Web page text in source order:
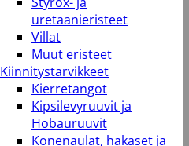
uretaanieristeet
Villat
Muut eristeet
Kiinnitystarvikkeet
Kierretangot
Kipsilevyruuvit ja
Hobauruuvit
Konenaulat, hakaset ja